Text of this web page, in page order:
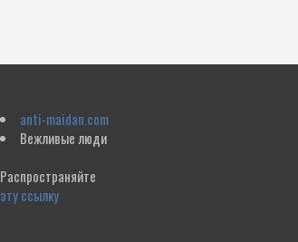
anti-maidan.com
Вежливые люди
Распространяйте
эту ссылку